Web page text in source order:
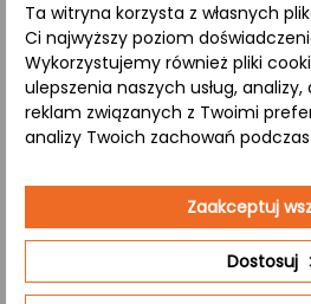
Zastosowanie:
Salon– Idealny jako
użytkowy,
Drewniana
elegancji oraz naturalnego
– Elegancki blat
Ta witryna korzysta z własnych
Ci najwyższy poziom
Wykorzystujemy również pliki
ulepszenia naszych usług,
reklam związanych z Twoimi
analizy Twoich zachowań
Dostosuj
Zaakceptuj